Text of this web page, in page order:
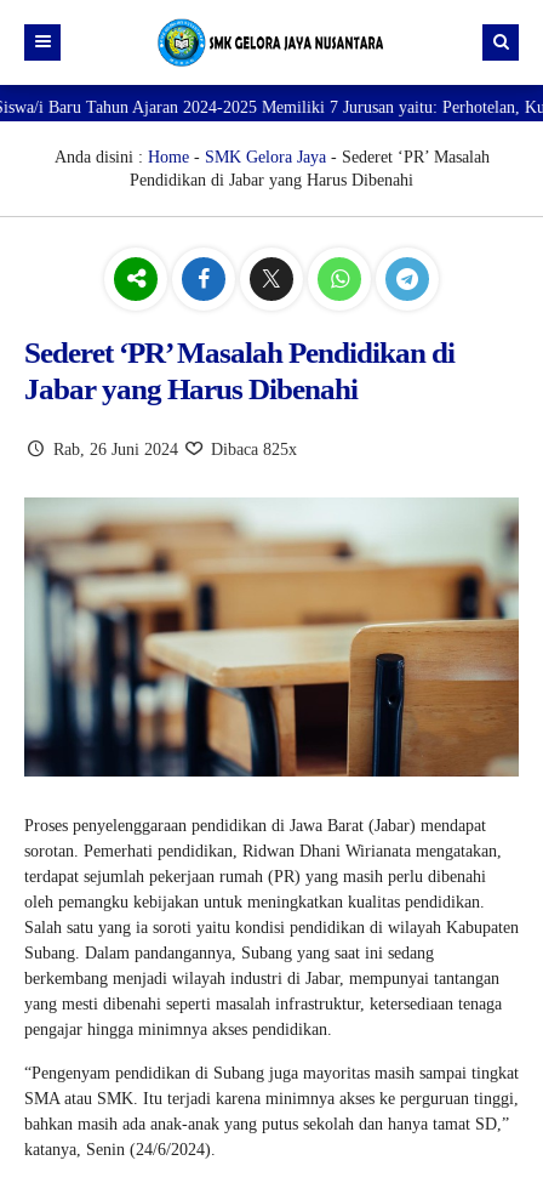
Beranda
Profil
SARANA PRASARANA
DATA GURU
Tahun Ajaran 2024-2025 Memiliki 7 Jurusan yaitu: Perhotelan,
Anda disini : Home- SMK Gelora Jaya- Sederet ‘PR’ Masalah
Pendidikan di Jabar yang Harus Dibenahi
Sederet ‘PR’ Masalah Pendidikan di
Jabar yang Harus Dibenahi
Rab, 26 Juni 2024 Dibaca 825x
Proses penyelenggaraan pendidikan di Jawa Barat (Jabar) mendapat
sorotan. Pemerhati pendidikan, Ridwan Dhani Wirianata mengatakan,
terdapat sejumlah pekerjaan rumah (PR) yang masih perlu dibenahi
oleh pemangku kebijakan untuk meningkatkan kualitas pendidikan.
Salah satu yang ia soroti yaitu kondisi pendidikan di wilayah Kabupaten
Subang. Dalam pandangannya, Subang yang saat ini sedang
berkembang menjadi wilayah industri di Jabar, mempunyai tantangan
yang mesti dibenahi seperti masalah infrastruktur, ketersediaan tenaga
pengajar hingga minimnya akses pendidikan.
“Pengenyam pendidikan di Subang juga mayoritas masih sampai tingkat
SMA atau SMK. Itu terjadi karena minimnya akses ke perguruan tinggi,
bahkan masih ada anak-anak yang putus sekolah dan hanya tamat SD,”
katanya, Senin (24/6/2024).